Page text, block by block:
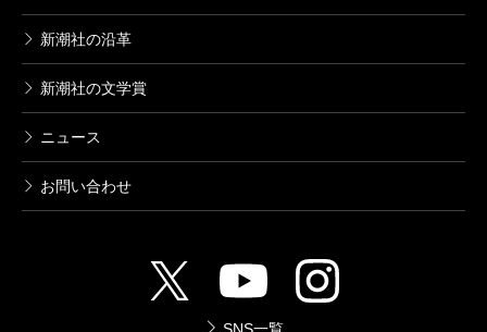
新潮社の沿革
新潮社の文学賞
ニュース
お問い合わせ